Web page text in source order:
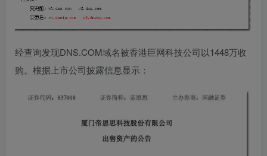
经查询发现DNS.COM域名被香港巨网科技公司以1448万收
购。根据上市公司披露信息显示：